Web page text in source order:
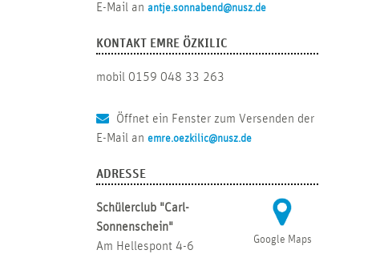
E-Mail an antje.sonnabend@nusz.de
KONTAKT EMRE ÖZKILIC
mobil 0159 048 33 263
Öffnet ein Fenster zum Versenden der
E-Mail an emre.oezkilic@nusz.de
ADRESSE
Google Maps
Schülerclub "Carl-
Sonnenschein"
Am Hellespont 4-6